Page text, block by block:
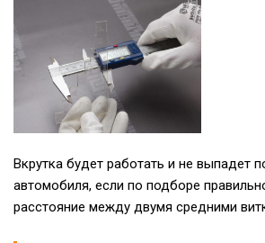
Вкрутка будет работать и не выпадет
автомобиля, если по подборе
расстояние между двумя средними